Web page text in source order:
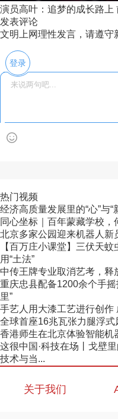
演员高叶：追梦的成长路上
发表评论
文明上网理性发言，请遵守
登录
热门视频
经济高质量发展里的“心”与“
同心坐标｜百年蒙藏学校，
北京多家公园迎来机器人新
【百万庄小课堂】三伏天
用“土法”
中传王牌专业取消艺考，释
重庆忠县配备1200余个手
里”
手艺人用大漆工艺进行创作
全球首座16兆瓦张力腿浮式
香港师生在北京体验智能机
这很中国·科技在场丨戈壁
技术与当...
关于我们